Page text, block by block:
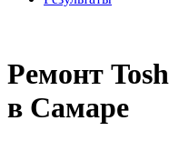
Ремонт
в Самаре